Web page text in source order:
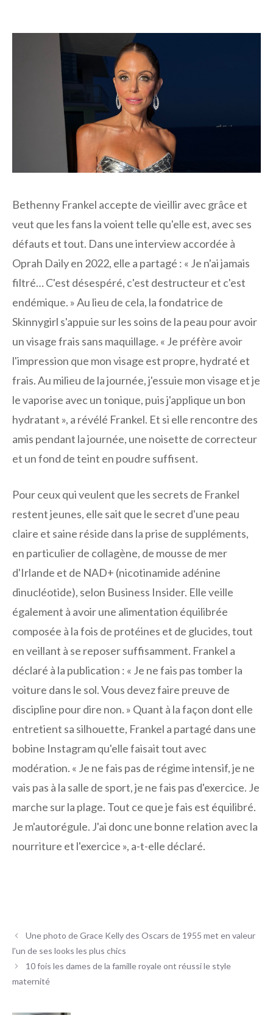
Bethenny Frankel accepte de vieillir avec grâce et
veut que les fans la voient telle qu'elle est, avec ses
défauts et tout. Dans une interview accordée à
Oprah Daily en 2022, elle a partagé : « Je n'ai jamais
filtré… C'est désespéré, c'est destructeur et c'est
endémique. » Au lieu de cela, la fondatrice de
Skinnygirl s'appuie sur les soins de la peau pour avoir
un visage frais sans maquillage. « Je préfère avoir
l'impression que mon visage est propre, hydraté et
frais. Au milieu de la journée, j'essuie mon visage et je
le vaporise avec un tonique, puis j'applique un bon
hydratant », a révélé Frankel. Et si elle rencontre des
amis pendant la journée, une noisette de correcteur
et un fond de teint en poudre suffisent.
Pour ceux qui veulent que les secrets de Frankel
restent jeunes, elle sait que le secret d'une peau
claire et saine réside dans la prise de suppléments,
en particulier de collagène, de mousse de mer
d'Irlande et de NAD+ (nicotinamide adénine
dinucléotide), selon Business Insider. Elle veille
également à avoir une alimentation équilibrée
composée à la fois de protéines et de glucides, tout
en veillant à se reposer suffisamment. Frankel a
déclaré à la publication : « Je ne fais pas tomber la
voiture dans le sol. Vous devez faire preuve de
discipline pour dire non. » Quant à la façon dont elle
entretient sa silhouette, Frankel a partagé dans une
bobine Instagram qu'elle faisait tout avec
modération. « Je ne fais pas de régime intensif, je ne
vais pas à la salle de sport, je ne fais pas d'exercice. Je
marche sur la plage. Tout ce que je fais est équilibré.
Je m'autorégule. J'ai donc une bonne relation avec la
nourriture et l'exercice », a-t-elle déclaré.
Une photo de Grace Kelly des Oscars de 1955 met en valeur
l'un de ses looks les plus chics
10 fois les dames de la famille royale ont réussi le style
maternité